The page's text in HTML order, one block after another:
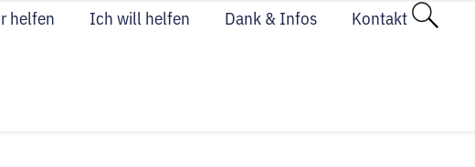
helfen Ich will helfen Dank & Infos Kontakt